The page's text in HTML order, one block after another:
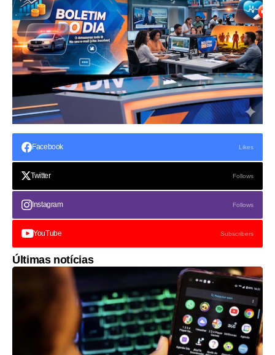
Facebook Likes
Twitter Follows
Instagram Follows
YouTube Subscribers
Últimas notícias